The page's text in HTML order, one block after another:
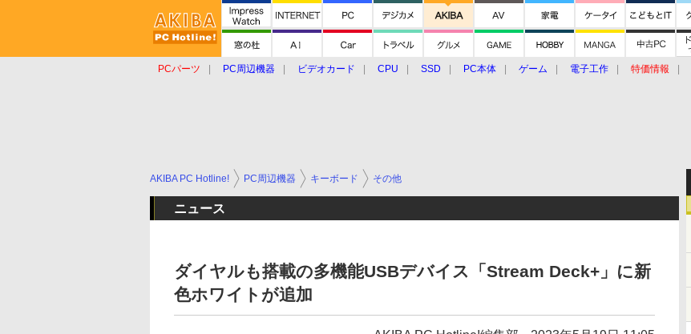
PCパーツ PC周辺機器 ビデオカード CPU SSD PC本体 ゲーム 電子工作 特価情報
AKIBA PC Hotline! PC周辺機器 キーボード その他
ニュース
ダイヤルも搭載の多機能USBデバイス「Stream Deck+」に新
色ホワイトが追加